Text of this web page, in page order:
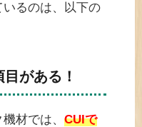
るのは、以下の
がある！
材では、 CUIで